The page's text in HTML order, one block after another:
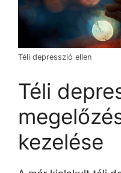
Téli depresszió ellen
Téli
kezelése